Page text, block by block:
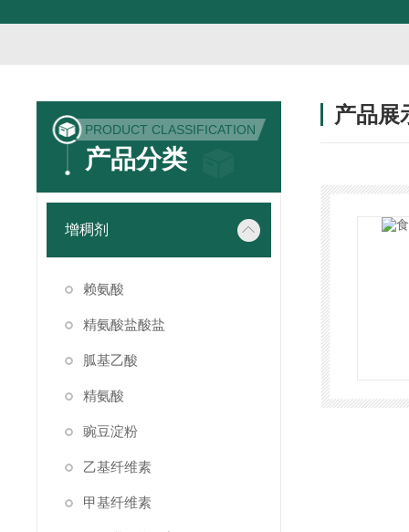
PRODUCT CLASSIFICATION
产品分类
增稠剂
赖氨酸
精氨酸盐酸盐
胍基乙酸
精氨酸
豌豆淀粉
乙基纤维素
甲基纤维素
产品展